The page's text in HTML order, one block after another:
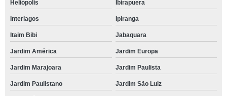
Heliópolis Ibirapuera
Interlagos Ipiranga
Itaim Bibi Jabaquara
Jardim América Jardim Europa
Jardim Marajoara Jardim Paulista
Jardim Paulistano Jardim São Luiz